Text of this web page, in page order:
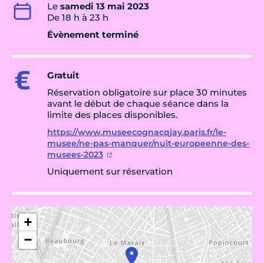
Le samedi 13 mai 2023
De 18 h à 23 h
Évènement terminé
Gratuit
Réservation obligatoire sur place 30 minutes
avant le début de chaque séance dans la
limite des places disponibles.
https://www.museecognacqjay.paris.fr/le-
musee/ne-pas-manquer/nuit-europeenne-des-
musees-2023
Uniquement sur réservation
+
−